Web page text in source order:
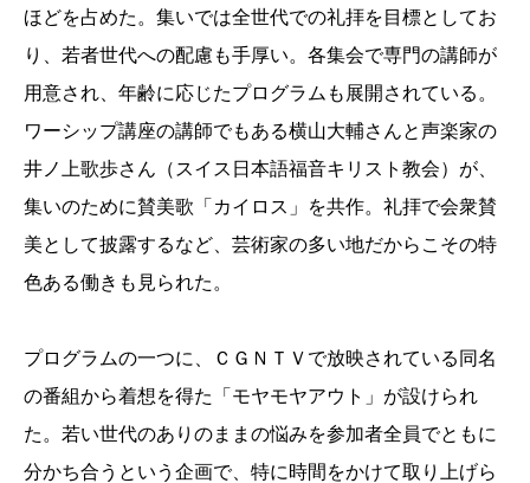
ほどを占めた。集いでは全世代での礼拝を目標としてお
り、若者世代への配慮も手厚い。各集会で専門の講師が
用意され、年齢に応じたプログラムも展開されている。
ワーシップ講座の講師でもある横山大輔さんと声楽家の
井ノ上歌歩さん（スイス日本語福音キリスト教会）が、
集いのために賛美歌「カイロス」を共作。礼拝で会衆賛
美として披露するなど、芸術家の多い地だからこその特
色ある働きも見られた。
プログラムの一つに、ＣＧＮＴＶで放映されている同名
の番組から着想を得た「モヤモヤアウト」が設けられ
た。若い世代のありのままの悩みを参加者全員でともに
分かち合うという企画で、特に時間をかけて取り上げら